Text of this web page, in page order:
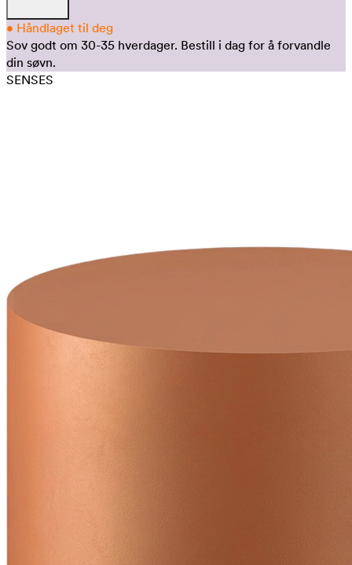
• Håndlaget til deg
Sov godt om 30-35 hverdager. Bestill i dag for å forvandle
din søvn.
SENSES